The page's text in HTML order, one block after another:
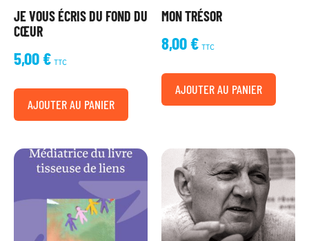
JE VOUS ÉCRIS DU FOND DU
CŒUR
5,00€ TTC
AJOUTER AU PANIER
MON TRÉSOR
8,00€ TTC
AJOUTER AU PANIER